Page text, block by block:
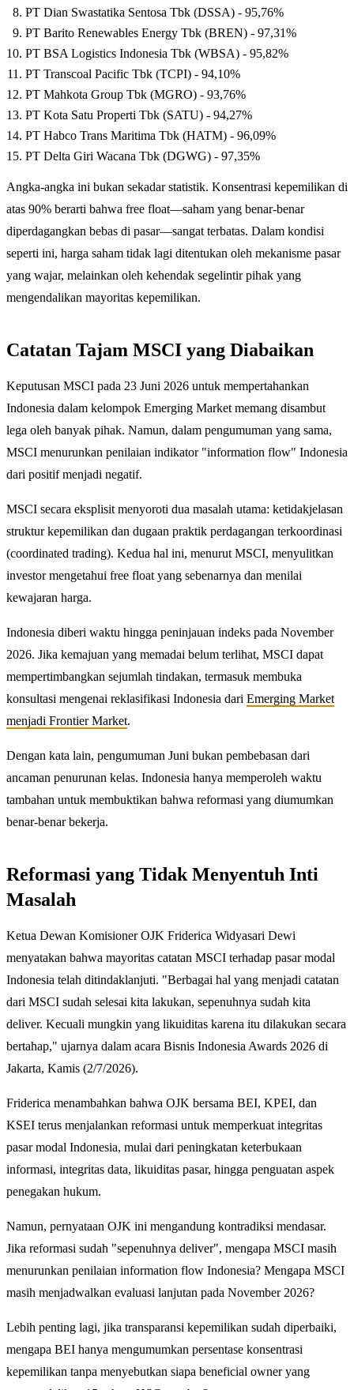
PT Dian Swastatika Sentosa Tbk (DSSA) - 95,76%
PT Barito Renewables Energy Tbk (BREN) - 97,31%
PT BSA Logistics Indonesia Tbk (WBSA) - 95,82%
PT Transcoal Pacific Tbk (TCPI) - 94,10%
PT Mahkota Group Tbk (MGRO) - 93,76%
PT Kota Satu Properti Tbk (SATU) - 94,27%
PT Habco Trans Maritima Tbk (HATM) - 96,09%
PT Delta Giri Wacana Tbk (DGWG) - 97,35%
Angka-angka ini bukan sekadar statistik. Konsentrasi kepemilikan di
atas 90% berarti bahwa free float—saham yang benar-benar
diperdagangkan bebas di pasar—sangat terbatas. Dalam kondisi
seperti ini, harga saham tidak lagi ditentukan oleh mekanisme pasar
yang wajar, melainkan oleh kehendak segelintir pihak yang
mengendalikan mayoritas kepemilikan.
Catatan Tajam MSCI yang Diabaikan
Keputusan MSCI pada 23 Juni 2026 untuk mempertahankan
Indonesia dalam kelompok Emerging Market memang disambut
lega oleh banyak pihak. Namun, dalam pengumuman yang sama,
MSCI menurunkan penilaian indikator "information flow" Indonesia
dari positif menjadi negatif.
MSCI secara eksplisit menyoroti dua masalah utama: ketidakjelasan
struktur kepemilikan dan dugaan praktik perdagangan terkoordinasi
(coordinated trading). Kedua hal ini, menurut MSCI, menyulitkan
investor mengetahui free float yang sebenarnya dan menilai
kewajaran harga.
Indonesia diberi waktu hingga peninjauan indeks pada November
2026. Jika kemajuan yang memadai belum terlihat, MSCI dapat
mempertimbangkan sejumlah tindakan, termasuk membuka
konsultasi mengenai reklasifikasi Indonesia dari Emerging Market
menjadi Frontier Market.
Dengan kata lain, pengumuman Juni bukan pembebasan dari
ancaman penurunan kelas. Indonesia hanya memperoleh waktu
tambahan untuk membuktikan bahwa reformasi yang diumumkan
benar-benar bekerja.
Reformasi yang Tidak Menyentuh Inti
Masalah
Ketua Dewan Komisioner OJK Friderica Widyasari Dewi
menyatakan bahwa mayoritas catatan MSCI terhadap pasar modal
Indonesia telah ditindaklanjuti. "Berbagai hal yang menjadi catatan
dari MSCI sudah selesai kita lakukan, sepenuhnya sudah kita
deliver. Kecuali mungkin yang likuiditas karena itu dilakukan secara
bertahap," ujarnya dalam acara Bisnis Indonesia Awards 2026 di
Jakarta, Kamis (2/7/2026).
Friderica menambahkan bahwa OJK bersama BEI, KPEI, dan
KSEI terus menjalankan reformasi untuk memperkuat integritas
pasar modal Indonesia, mulai dari peningkatan keterbukaan
informasi, integritas data, likuiditas pasar, hingga penguatan aspek
penegakan hukum.
Namun, pernyataan OJK ini mengandung kontradiksi mendasar.
Jika reformasi sudah "sepenuhnya deliver", mengapa MSCI masih
menurunkan penilaian information flow Indonesia? Mengapa MSCI
masih menjadwalkan evaluasi lanjutan pada November 2026?
Lebih penting lagi, jika transparansi kepemilikan sudah diperbaiki,
mengapa BEI hanya mengumumkan persentase konsentrasi
kepemilikan tanpa menyebutkan siapa beneficial owner yang